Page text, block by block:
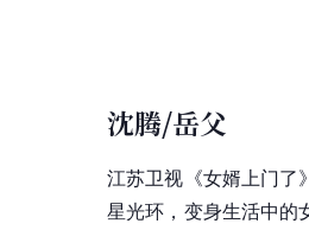
沈腾/岳父
江苏卫视《女婿上门了
星光环，变身生活中的